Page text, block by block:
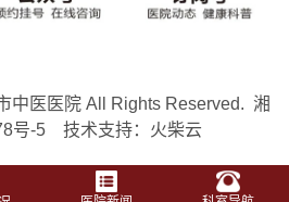
中医医院 All Rights Reserved.湘
号-5 技术支持： 火柴云